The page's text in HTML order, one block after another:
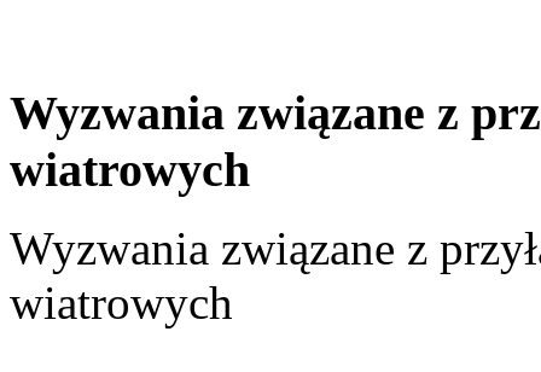
Wyzwania związane z
wiatrowych
Wyzwania związane z
wiatrowych